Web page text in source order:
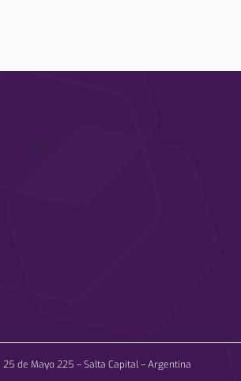
Mayo 225 – Salta Capital – Argentina